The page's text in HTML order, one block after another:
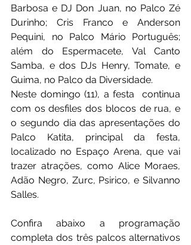
Barbosa e DJ Don Juan, no Palco Zé
Durinho; Cris Franco e Anderson
Pequini, no Palco Mário Português;
além do Espermacete, Val Canto
Samba, e dos DJs Henry, Tomate, e
Guima, no Palco da Diversidade.
Neste domingo (11), a festa  continua
com os desfiles dos blocos de rua, e
o segundo dia das apresentações do
Palco Katita, principal da festa,
localizado no Espaço Arena, que vai
trazer atrações, como Alice Moraes,
Adão Negro, Zurc, Psirico, e Silvanno
Salles.
Confira abaixo a programação
completa dos três palcos alternativos